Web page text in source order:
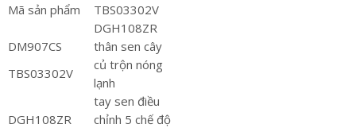
Mã sản phẩm
TBS03302V
DGH108ZR
DM907CS
thân sen cây
TBS03302V
củ trộn nóng
lạnh
DGH108ZR
tay sen điều
chỉnh 5 chế độ